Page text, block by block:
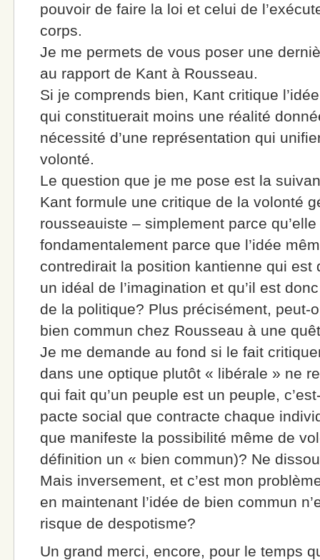
pouvoir de faire la loi et celui de
corps.
Je me permets de vous poser une
au rapport de Kant à Rousseau.
Si je comprends bien, Kant critique
qui constituerait moins une réalité
nécessité d’une représentation qui
volonté.
Le question que je me pose est la
Kant formule une critique de la volonté
rousseauiste – simplement parce
fondamentalement parce que l’idée
contredirait la position kantienne qui est
un idéal de l’imagination et qu’il est
de la politique? Plus précisément, peut-
bien commun chez Rousseau à une
Je me demande au fond si le fait
dans une optique plutôt « libérale » ne
qui fait qu’un peuple est un peuple,
pacte social que contracte chaque
que manifeste la possibilité même de
définition un « bien commun)? Ne
Mais inversement, et c’est mon
en maintenant l’idée de bien commun
risque de despotisme?
Un grand merci, encore, pour le temps